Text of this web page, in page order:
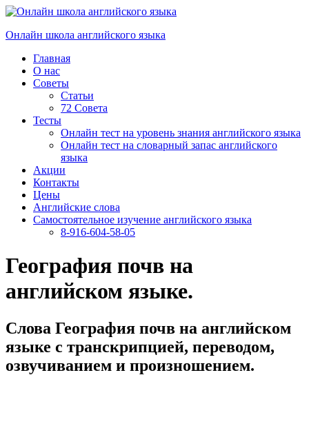
Перейти
содержимому
Онлайн школа английского языка
Главная
О нас
Советы
Статьи
72 Совета
Тесты
Онлайн тест на уровень знания английского языка
Онлайн тест на словарный запас английского
языка
Акции
Контакты
Цены
Английские слова
Самостоятельное изучение английского языка
8-916-604-58-05
География почв на
английском языке.
Слова География почв на английском
языке с транскрипцией, переводом,
озвучиванием и произношением.